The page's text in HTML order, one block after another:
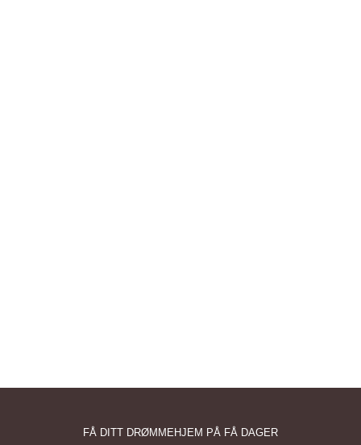
FÅ DITT DRØMMEHJEM PÅ FÅ DAGER